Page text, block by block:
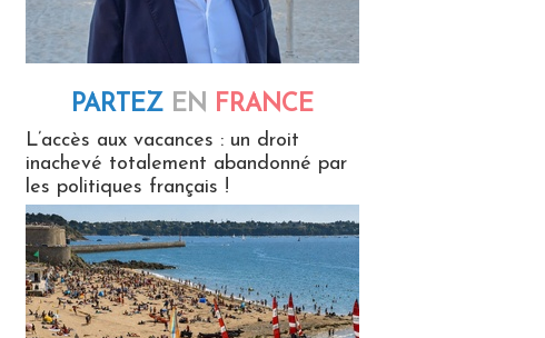
PARTEZ EN FRANCE
L’accès aux vacances : un droit
inachevé totalement abandonné par
les politiques français !